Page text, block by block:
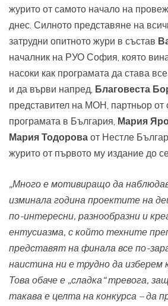
журито от самото начало на
днес. Силното представяне на
затрудни опитното жури в състав
началник на РУО София, която
насоки как програмата да става
и да върви напред, Благовеста
представител на МОН, партньор от
програмата в България, Мария
Мария Тодорова от Нестле
журито от първото му издание до
„Много е мотивиращо да
изминала година проектите на
по-интересни, разнообразни и
ентусиазма, с който техните
представят на финала все по-
наистина ни е трудно да изберем
Това обаче е „сладка“ тревога,
такава е целта на конкурса – да